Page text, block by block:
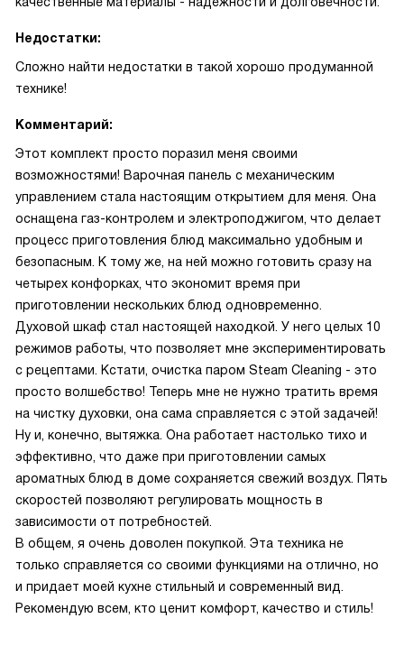
Недостатки:
Сложно найти недостатки в такой хорошо продуманной
технике!
Комментарий:
Этот комплект просто поразил меня своими
возможностями! Варочная панель с механическим
управлением стала настоящим открытием для меня. Она
оснащена газ-контролем и электроподжигом, что делает
процесс приготовления блюд максимально удобным и
безопасным. К тому же, на ней можно готовить сразу на
четырех конфорках, что экономит время при
приготовлении нескольких блюд одновременно.
Духовой шкаф стал настоящей находкой. У него целых 10
режимов работы, что позволяет мне экспериментировать
с рецептами. Кстати, очистка паром Steam Cleaning - это
просто волшебство! Теперь мне не нужно тратить время
на чистку духовки, она сама справляется с этой задачей!
Ну и, конечно, вытяжка. Она работает настолько тихо и
эффективно, что даже при приготовлении самых
ароматных блюд в доме сохраняется свежий воздух. Пять
скоростей позволяют регулировать мощность в
зависимости от потребностей.
В общем, я очень доволен покупкой. Эта техника не
только справляется со своими функциями на отлично, но
и придает моей кухне стильный и современный вид.
Рекомендую всем, кто ценит комфорт, качество и стиль!